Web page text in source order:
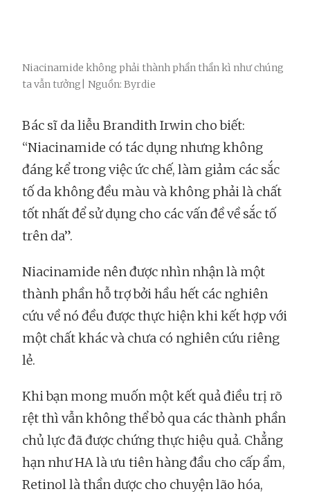
Niacinamide không phải thành phần thần kì như chúng
ta vẫn tưởng| Nguồn: Byrdie
Bác sĩ da liễu Brandith Irwin cho biết:
“Niacinamide có tác dụng nhưng không
đáng kể trong việc ức chế, làm giảm các sắc
tố da không đều màu và không phải là chất
tốt nhất để sử dụng cho các vấn đề về sắc tố
trên da”.
Niacinamide nên được nhìn nhận là một
thành phần hỗ trợ bởi hầu hết các nghiên
cứu về nó đều được thực hiện khi kết hợp với
một chất khác và chưa có nghiên cứu riêng
lẻ.
Khi bạn mong muốn một kết quả điều trị rõ
rệt thì vẫn không thể bỏ qua các thành phần
chủ lực đã được chứng thực hiệu quả. Chẳng
hạn như HA là ưu tiên hàng đầu cho cấp ẩm,
Retinol là thần dược cho chuyện lão hóa,